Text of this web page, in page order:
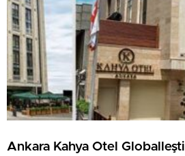
Ankara Kahya Otel Globalleşti